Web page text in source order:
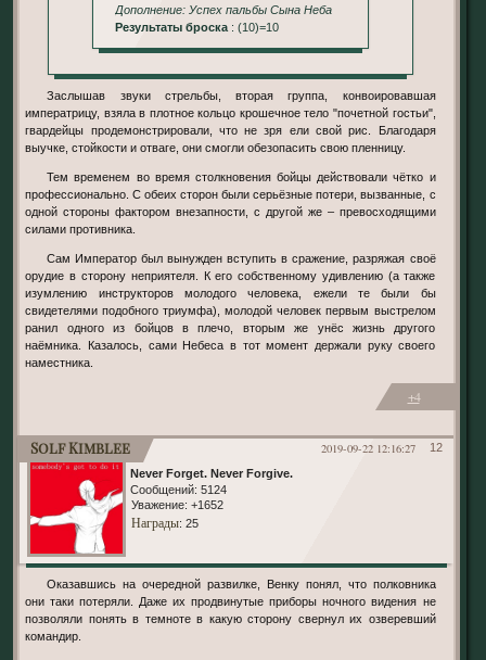
Дополнение: Успех пальбы Сына Неба
Результаты броска : (10)=10
Заслышав звуки стрельбы, вторая группа, конвоировавшая
императрицу, взяла в плотное кольцо крошечное тело "почетной гостьи",
гвардейцы продемонстрировали, что не зря ели свой рис. Благодаря
выучке, стойкости и отваге, они смогли обезопасить свою пленницу.
Тем временем во время столкновения бойцы действовали чётко и
профессионально. С обеих сторон были серьёзные потери, вызванные, с
одной стороны фактором внезапности, с другой же – превосходящими
силами противника.
Сам Император был вынужден вступить в сражение, разряжая своё
орудие в сторону неприятеля. К его собственному удивлению (а также
изумлению инструкторов молодого человека, ежели те были бы
свидетелями подобного триумфа), молодой человек первым выстрелом
ранил одного из бойцов в плечо, вторым же унёс жизнь другого
наёмника. Казалось, сами Небеса в тот момент держали руку своего
наместника.
+4
12
2019-09-22 12:16:27
Solf Kimblee
Never Forget. Never Forgive.
Сообщений: 5124
Уважение: +1652
Награды: 25
Оказавшись на очередной развилке, Венку понял, что полковника
они таки потеряли. Даже их продвинутые приборы ночного видения не
позволяли понять в темноте в какую сторону свернул их озверевший
командир.